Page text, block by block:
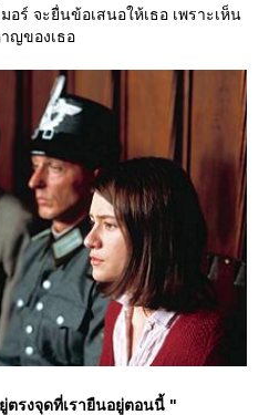
อร์ จะยื่นข้อเสนอให้เธอ เพราะเห็น
ญของเธอ
รงจุดที่เรายืนอยู่ตอนนี้ "